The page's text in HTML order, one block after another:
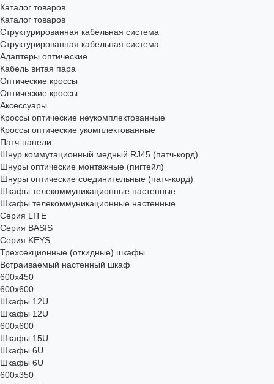
Каталог товаров
Каталог товаров
Структурированная кабельная система
Структурированная кабельная система
Адаптеры оптические
Кабель витая пара
Оптические кроссы
Оптические кроссы
Аксессуары
Кроссы оптические неукомплектованные
Кроссы оптические укомплектованные
Патч-панели
Шнур коммутационный медный RJ45 (патч-корд)
Шнуры оптические монтажные (пигтейл)
Шнуры оптические соединительные (патч-корд)
Шкафы телекоммуникационные настенные
Шкафы телекоммуникационные настенные
Cерия LITE
Cерия BASIS
Cерия KEYS
Трехсекционные (откидные) шкафы
Встраиваемый настенный шкаф
600x450
600x600
Шкафы 12U
Шкафы 12U
600x600
Шкафы 15U
Шкафы 6U
Шкафы 6U
600x350